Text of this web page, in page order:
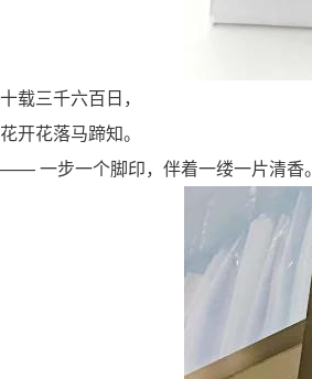
十载三千六百日，
花开花落马蹄知。
—— 一步一个脚印，伴着一缕一片清香。